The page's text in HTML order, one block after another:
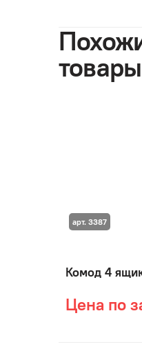
товары
Комод 4
Цена по
арт. 3387